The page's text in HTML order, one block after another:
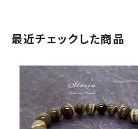
最近チェックした商品